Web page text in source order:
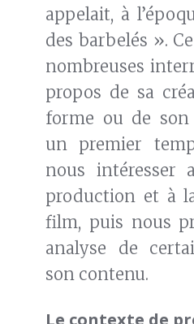
appelait, à
des barbelés ».
nombreuses
propos de sa
forme ou de son
un premier
nous intéresser
production et à
film, puis nous
analyse de
son contenu.